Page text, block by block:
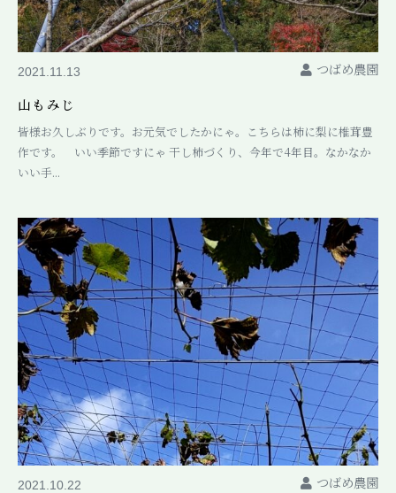
2021.11.13
つばめ農園
山もみじ
皆様お久しぶりです。お元気でしたかにゃ。こちらは柿に梨に椎茸豊
作です。 いい季節ですにゃ 干し柿づくり、今年で4年目。なかなか
いい手...
2021.10.22
つばめ農園